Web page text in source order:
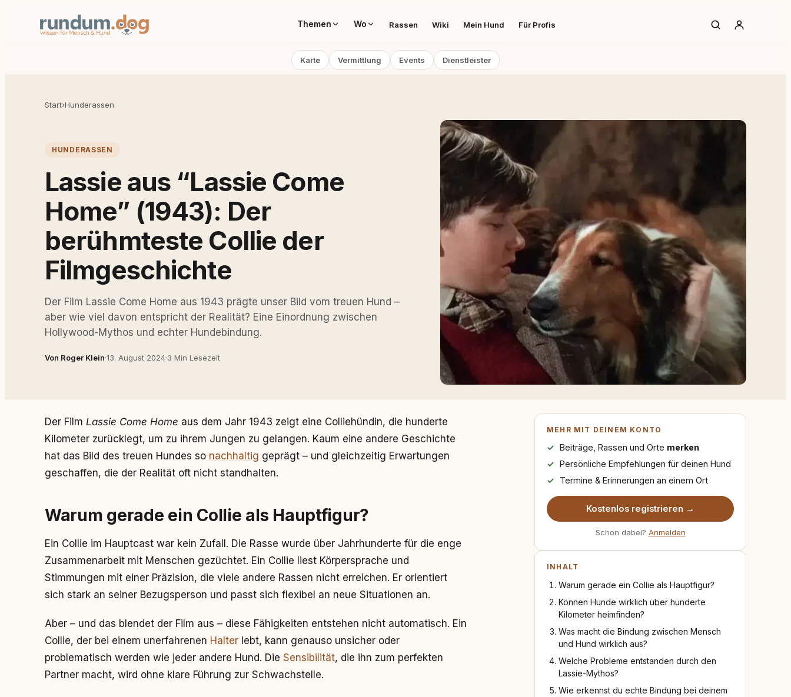
Themen Wo Rassen Wiki Mein Hund Für Profis
Karte Vermittlung Events Dienstleister
Start›Hunderassen
HUNDERASSEN
Lassie aus “Lassie Come
Home” (1943): Der
berühmteste Collie der
Filmgeschichte
Der Film Lassie Come Home aus 1943 prägte unser Bild vom treuen Hund –
aber wie viel davon entspricht der Realität? Eine Einordnung zwischen
Hollywood-Mythos und echter Hundebindung.
Von Roger Klein·13. August 2024·3 Min Lesezeit
Der Film Lassie Come Home aus dem Jahr 1943 zeigt eine Colliehündin, die hunderte
Kilometer zurücklegt, um zu ihrem Jungen zu gelangen. Kaum eine andere Geschichte
hat das Bild des treuen Hundes so nachhaltig geprägt – und gleichzeitig Erwartungen
geschaffen, die der Realität oft nicht standhalten.
Warum gerade ein Collie als Hauptfigur?
Ein Collie im Hauptcast war kein Zufall. Die Rasse wurde über Jahrhunderte für die enge
Zusammenarbeit mit Menschen gezüchtet. Ein Collie liest Körpersprache und
Stimmungen mit einer Präzision, die viele andere Rassen nicht erreichen. Er orientiert
sich stark an seiner Bezugsperson und passt sich flexibel an neue Situationen an.
Aber – und das blendet der Film aus – diese Fähigkeiten entstehen nicht automatisch. Ein
Collie, der bei einem unerfahrenen Halter lebt, kann genauso unsicher oder
problematisch werden wie jeder andere Hund. Die Sensibilität, die ihn zum perfekten
Partner macht, wird ohne klare Führung zur Schwachstelle.
MEHR MIT DEINEM KONTO
Beiträge, Rassen und Orte merken
Persönliche Empfehlungen für deinen Hund
Termine & Erinnerungen an einem Ort
Kostenlos registrieren →
Schon dabei? Anmelden
INHALT
Warum gerade ein Collie als Hauptfigur?
Können Hunde wirklich über hunderte
Kilometer heimfinden?
Was macht die Bindung zwischen Mensch
und Hund wirklich aus?
Welche Probleme entstanden durch den
Lassie-Mythos?
Wie erkennst du echte Bindung bei deinem